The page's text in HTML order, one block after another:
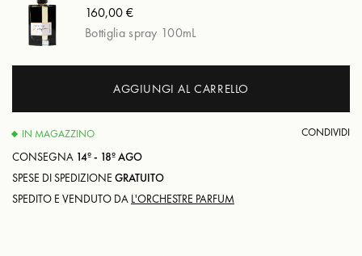
160,00 €
Bottiglia spray 100mL
AGGIUNGI AL CARRELLO
IN MAGAZZINO CONDIVIDI
CONSEGNA 14º - 18º AGO
SPESE DI SPEDIZIONE GRATUITO
SPEDITO E VENDUTO DA L'ORCHESTRE PARFUM